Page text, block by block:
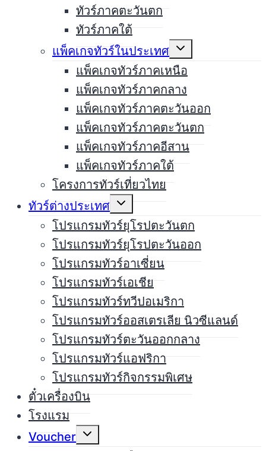
ทัวร์ภาคตะวันตก
ทัวร์ภาคใต้
แพ็คเกจทัวร์ในประเทศ
Expand
menu
แพ็คเกจทัวร์ภาคเหนือ
แพ็คเกจทัวร์ภาคกลาง
แพ็คเกจทัวร์ภาคตะวันออก
แพ็คเกจทัวร์ภาคตะวันตก
แพ็คเกจทัวร์ภาคอีสาน
แพ็คเกจทัวร์ภาคใต้
โครงการทัวร์เที่ยวไทย
ทัวร์ต่างประเทศ
Expand
menu
โปรแกรมทัวร์ยุโรปตะวันตก
โปรแกรมทัวร์ยุโรปตะวันออก
โปรแกรมทัวร์อาเซี่ยน
โปรแกรมทัวร์เอเชีย
โปรแกรมทัวร์ทวีปอเมริกา
โปรแกรมทัวร์ออสเตรเลีย นิวซีแลนด์
โปรแกรมทัวร์ตะวันออกกลาง
โปรแกรมทัวร์แอฟริกา
โปรแกรมทัวร์กิจกรรมพิเศษ
ตั๋วเครื่องบิน
โรงแรม
Voucher
Expand